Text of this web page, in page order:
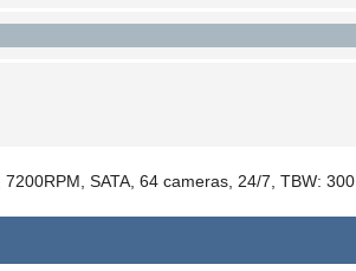
SATA, 64 cameras, 24/7, TBW: 300